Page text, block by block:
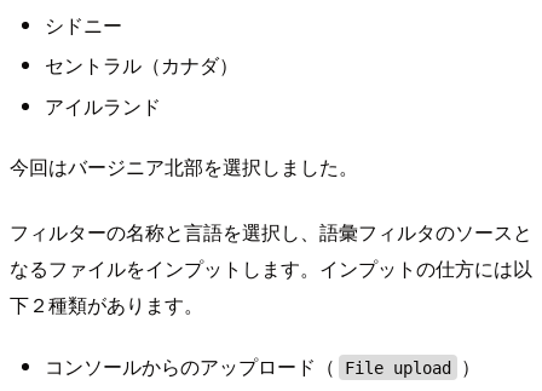
シドニー
セントラル（カナダ）
アイルランド
今回はバージニア北部を選択しました。
フィルターの名称と言語を選択し、語彙フィルタのソースと
なるファイルをインプットします。インプットの仕方には以
下２種類があります。
コンソールからのアップロード（ File upload
）